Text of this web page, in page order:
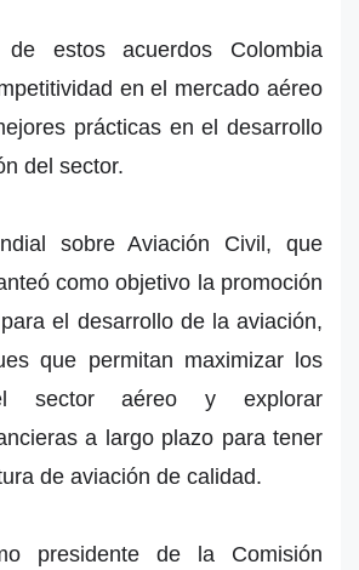
estos acuerdos Colombia
en el mercado aéreo
prácticas en el desarrollo
del sector.
sobre Aviación Civil, que
como objetivo la promoción
el desarrollo de la aviación,
que permitan maximizar los
sector aéreo y explorar
a largo plazo para tener
de aviación de calidad.
presidente de la Comisión